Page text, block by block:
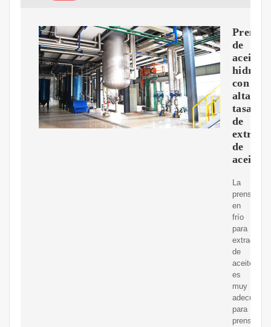
Prensa
de
aceite
con
alta
tasa
de
de
aceite
La
prensa
en
frío
para
extracción
de
aceite
es
muy
adecuada
para
prensar